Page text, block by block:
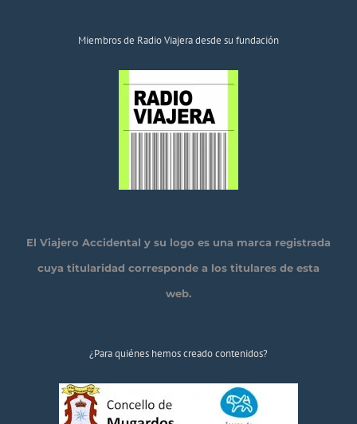
Miembros de Radio Viajera desde su fundación
El Viajero Accidental y su logo es una marca registrada
cuya titularidad corresponde a los titulares de esta
web.
¿Para quiénes hemos creado contenidos?